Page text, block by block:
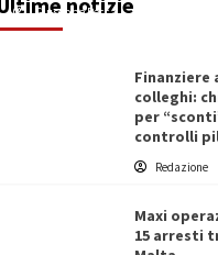
Giuseppe Recca
colleghi:
per
controlli
Redazione
Maxi
15 arresti